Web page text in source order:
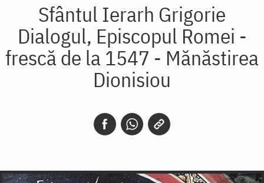
Sfântul Ierarh Grigorie
Dialogul, Episcopul Romei -
frescă de la 1547 - Mănăstirea
Dionisiou